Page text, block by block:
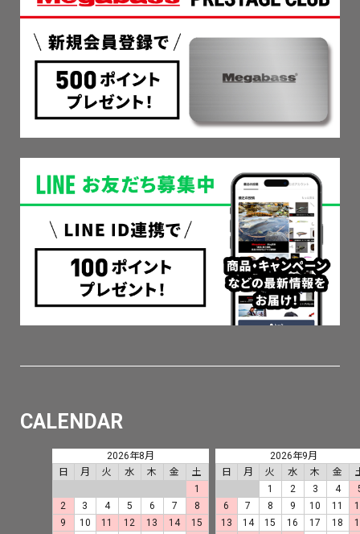
CALENDAR
2026年8月
日
月 火 水 木 金
土
1
2
3 4 5 6 7
8
9
10 11 12 13 14
15
2026年9月
日
月 火 水 木 金
1
2 3 4
6
7 8 9 10 11
13
14 15 16 17 18